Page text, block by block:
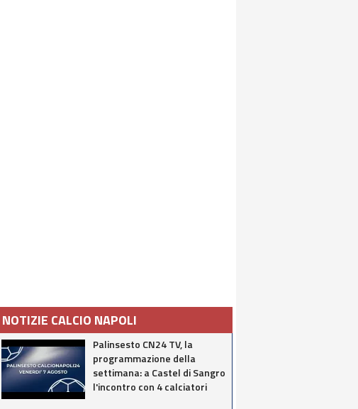
NOTIZIE CALCIO NAPOLI
Palinsesto CN24 TV, la
programmazione della
settimana: a Castel di Sangro
l'incontro con 4 calciatori